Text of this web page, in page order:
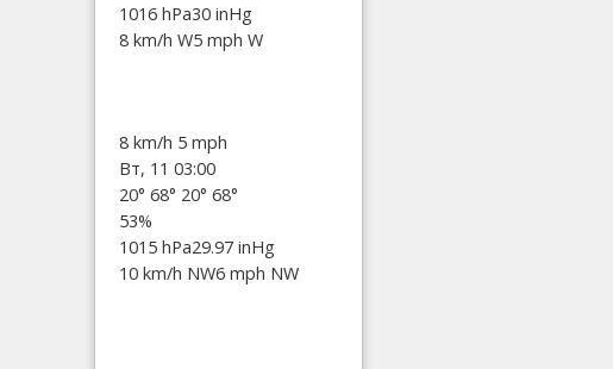
1016 hPa30 inHg
8 km/h W5 mph W
8 km/h 5 mph
Вт, 11 03:00
20° 68° 20° 68°
53%
1015 hPa29.97 inHg
10 km/h NW6 mph NW